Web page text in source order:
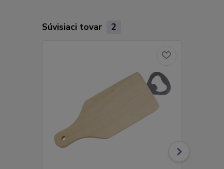
Súvisiaci tovar 2